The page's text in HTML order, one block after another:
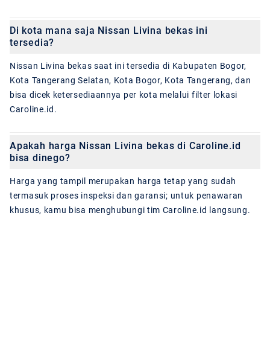
Di kota mana saja Nissan Livina bekas ini
tersedia?
Nissan Livina bekas saat ini tersedia di Kabupaten Bogor,
Kota Tangerang Selatan, Kota Bogor, Kota Tangerang, dan
bisa dicek ketersediaannya per kota melalui filter lokasi
Caroline.id.
Apakah harga Nissan Livina bekas di Caroline.id
bisa dinego?
Harga yang tampil merupakan harga tetap yang sudah
termasuk proses inspeksi dan garansi; untuk penawaran
khusus, kamu bisa menghubungi tim Caroline.id langsung.